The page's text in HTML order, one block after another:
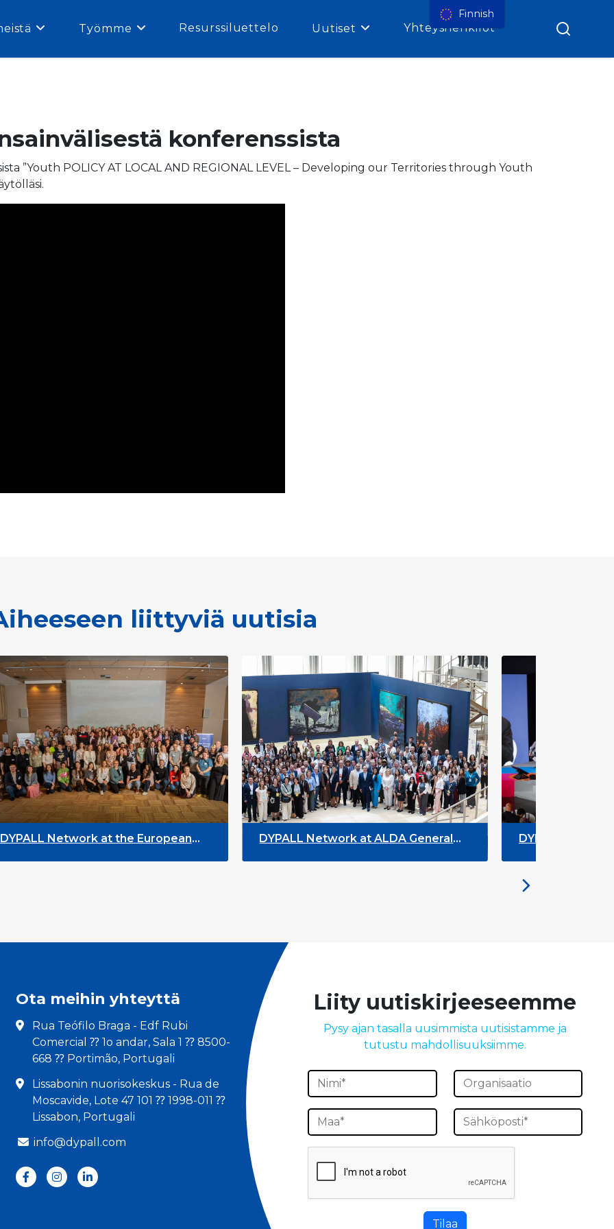
Työmme Resurssiluettelo Uutiset Yhteyshenkilöt
konferenssista
”Youth POLICY AT LOCAL AND REGIONAL LEVEL – Developing our Territories through Youth
liittyviä uutisia
at the European
DYPALL Network at ALDA General
DYPALL Network at ACT
Ota meihin yhteyttä
Rua Teófilo Braga - Edf Rubi
Comercial ⁇ 1o andar, Sala 1 ⁇ 8500-
668 ⁇ Portimão, Portugali
Lissabonin nuorisokeskus - Rua de
Moscavide, Lote 47 101 ⁇ 1998-011 ⁇
Lissabon, Portugali
info@dypall.com
Liity uutiskirjeeseemme
Pysy ajan tasalla uusimmista uutisistamme ja
tutustu mahdollisuuksiimme.
Finnish